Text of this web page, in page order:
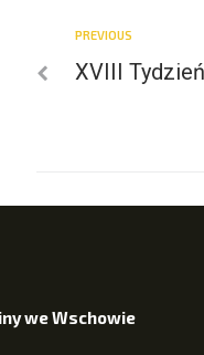
PREVIOUS
XVIII
we Wschowie